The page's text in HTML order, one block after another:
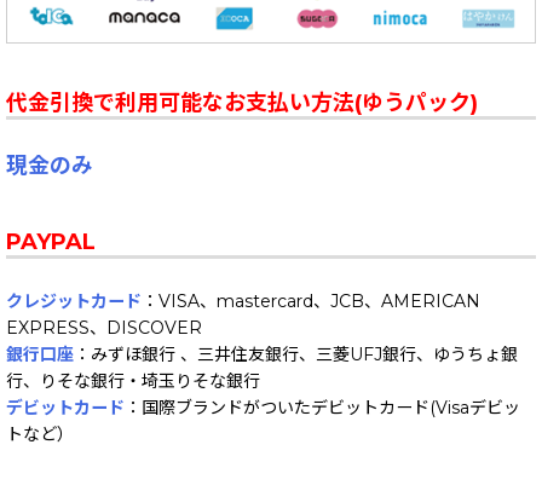
代金引換で利用可能なお支払い方法(ゆうパック)
現金のみ
PAYPAL
クレジットカード ：VISA、mastercard、JCB、AMERICAN
EXPRESS、DISCOVER
銀行口座 ：みずほ銀行 、三井住友銀行、三菱UFJ銀行、ゆうちょ銀
行、りそな銀行・埼玉りそな銀行
デビットカード ：国際ブランドがついたデビットカード(Visaデビッ
トなど）